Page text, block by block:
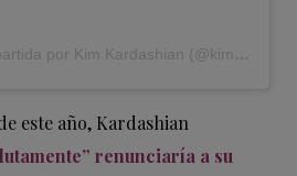
Una publicación compartida por Kim Kardashian (@kimkardashian)
este año, Kardashian
renunciaría a su